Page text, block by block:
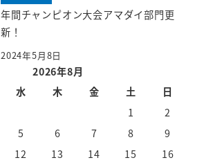
年間チャンピオン大会アマダイ部門更
新！
2024年5月8日
2026年8月
水 木 金 土
日
1
2
5 6 7 8
9
12 13 14 15
16